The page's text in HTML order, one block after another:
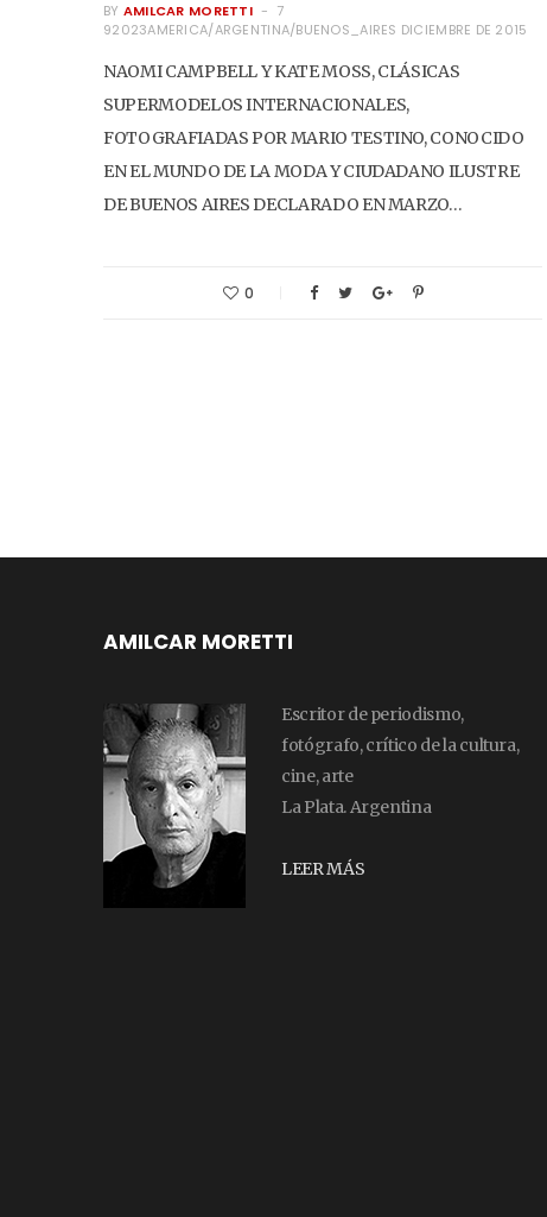
BY AMILCAR MORETTI
7
92023AMERICA/ARGENTINA/BUENOS_AIRES DICIEMBRE DE 2015
NAOMI CAMPBELL Y KATE MOSS, CLÁSICAS
SUPERMODELOS INTERNACIONALES,
FOTOGRAFIADAS POR MARIO TESTINO, CONOCIDO
EN EL MUNDO DE LA MODA Y CIUDADANO ILUSTRE
DE BUENOS AIRES DECLARADO EN MARZO…
0
AMILCAR MORETTI
Escritor de periodismo,
fotógrafo, crítico de la cultura,
cine, arte
La Plata. Argentina
LEER MÁS